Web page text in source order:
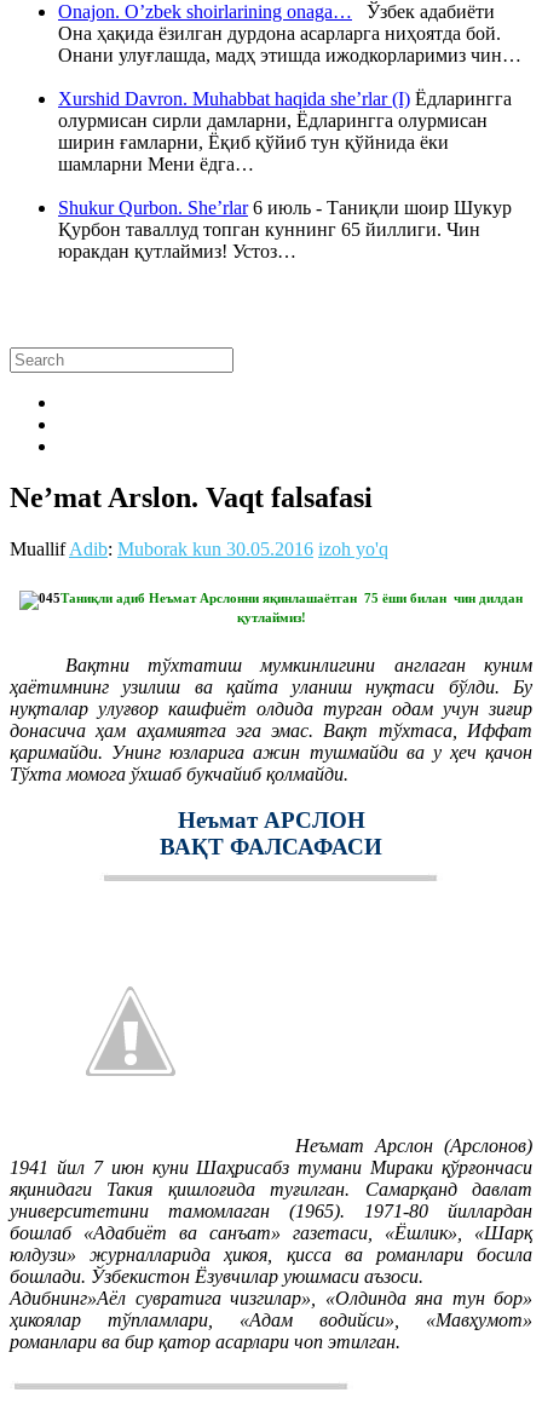
Onajon. O’zbek shoirlarining onaga… Ўзбек адабиёти
Она ҳақида ёзилган дурдона асарларга ниҳоятда бой.
Онани улуғлашда, мадҳ этишда ижодкорларимиз чин…
Xurshid Davron. Muhabbat haqida she’rlar (I) Ёдларингга
олурмисан сирли дамларни, Ёдларингга олурмисан
ширин ғамларни, Ёқиб қўйиб тун қўйнида ёки
шамларни Мени ёдга…
Shukur Qurbon. She’rlar6 июль - Таниқли шоир Шукур
Қурбон таваллуд топган куннинг 65 йиллиги. Чин
юракдан қутлаймиз! Устоз…
Ne’mat Arslon. Vaqt falsafasi
MuallifAdib: Muborak kun 30.05.2016 izoh yo'q
Таниқли адиб Неъмат Арслонни яқинлашаётган 75 ёши билан чин дилдан
қутлаймиз!
Вақтни тўхтатиш мумкинлигини англаган куним
ҳаётимнинг узилиш ва қайта уланиш нуқтаси бўлди. Бу
нуқталар улуғвор кашфиёт олдида турган одам учун зиғир
донасича ҳам аҳамиятга эга эмас. Вақт тўхтаса, Иффат
қаримайди. Унинг юзларига ажин тушмайди ва у ҳеч қачон
Тўхта момога ўхшаб букчайиб қолмайди.
Неъмат АРСЛОН
ВАҚТ ФАЛСАФАСИ
Неъмат Арслон (Арслонов)
1941 йил 7 июн куни Шаҳрисабз тумани Мираки қўрғончаси
яқинидаги Такия қишлоғида туғилган. Самарқанд давлат
университетини тамомлаган (1965). 1971-80 йиллардан
бошлаб «Адабиёт ва санъат» газетаси, «Ёшлик», «Шарқ
юлдузи» журналларида ҳикоя, қисса ва романлари босила
бошлади. Ўзбекистон Ёзувчилар уюшмаси аъзоси.
Адибнинг»Аёл сувратига чизгилар», «Олдинда яна тун бор»
ҳикоялар тўпламлари, «Адам водийси», «Мавҳумот»
романлари ва бир қатор асарлари чоп этилган.